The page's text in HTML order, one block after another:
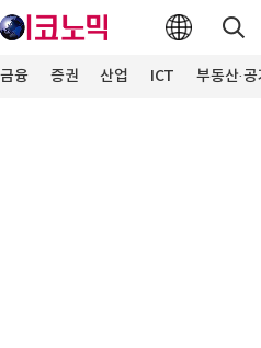
금융 증권 산업 ICT 부동산·